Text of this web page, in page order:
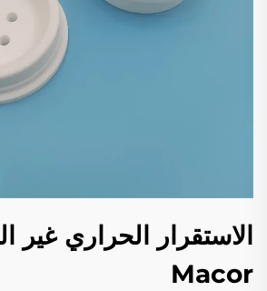
الاستقرار الحراري غير
Macor